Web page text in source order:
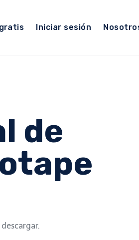
Iniciar sesión
de